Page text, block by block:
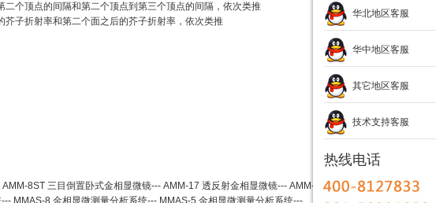
个顶点的间隔和第二个顶点到第三个顶点的间隔，依次类推
子折射率和第二个面之后的芥子折射率，依次类推
AMM-8ST 三目倒置卧式金相显微镜--- AMM-17 透反射金相显微镜--- AMM-
--- MMAS-8 金相显微测量分析系统--- MMAS-5 金相显微测量分析系统---
华北地区客服
华中地区客服
其它地区客服
技术支持客服
热线电话